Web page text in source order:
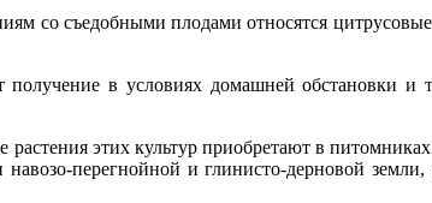
со съедобными плодами относятся
получение в условиях домашней обстановки
этих культур приобретают в
навозо-перегнойной и глинисто-дерновой